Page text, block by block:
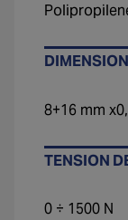
8+16 mm
TENSION
0 ÷ 1500 N